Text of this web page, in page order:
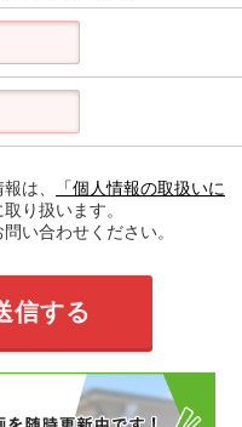
は、
「個人情報の取扱いに
り扱います。
い合わせください。
信する